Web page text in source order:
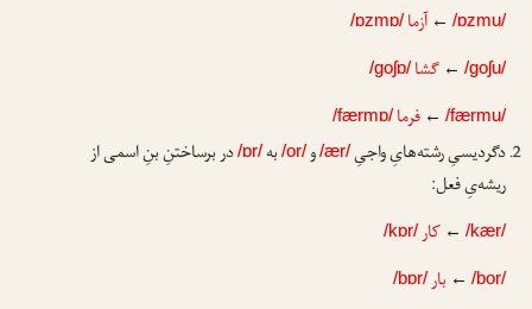
/ɒzmu/
←آزما /ɒzmɒ/
/goʃu/
←گشا /goʃɒ/
/færmu/
←فرما /færmɒ/
دگردیسیِ رشته‌هایِ واجیِ/ær/و/or/به/ɒr/در برساختنِ بنِ اسمی از
ریشه‌یِ فعل:
/kær/
←کار/kɒr/
/bor/
← بار/bɒr/